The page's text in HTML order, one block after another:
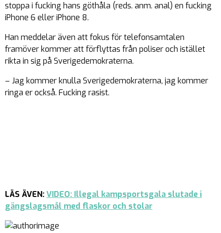
stoppa i fucking hans göthåla (reds. anm. anal) en fucking
iPhone 6 eller iPhone 8.
Han meddelar även att fokus för telefonsamtalen
framöver kommer att förflyttas från poliser och istället
rikta in sig på Sverigedemokraterna.
– Jag kommer knulla Sverigedemokraterna, jag kommer
ringa er också. Fucking rasist.
LÄS ÄVEN:VIDEO: Illegal kampsportsgala slutade i
gängslagsmål med flaskor och stolar